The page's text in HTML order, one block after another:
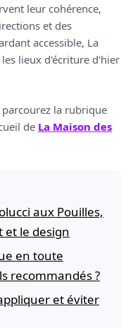
leur cohérence,
et des
accessible, La
lieux d'écriture d'hier
la rubrique
de La Maison des
aux Pouilles,
et le design
en toute
recommandés ?
et éviter